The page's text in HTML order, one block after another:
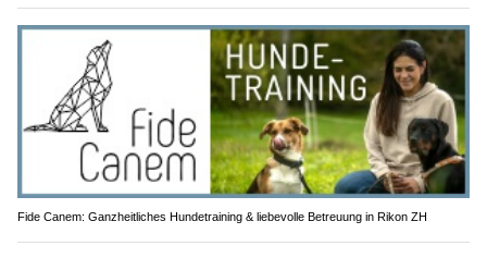
Fide Canem: Ganzheitliches Hundetraining & liebevolle Betreuung in Rikon ZH